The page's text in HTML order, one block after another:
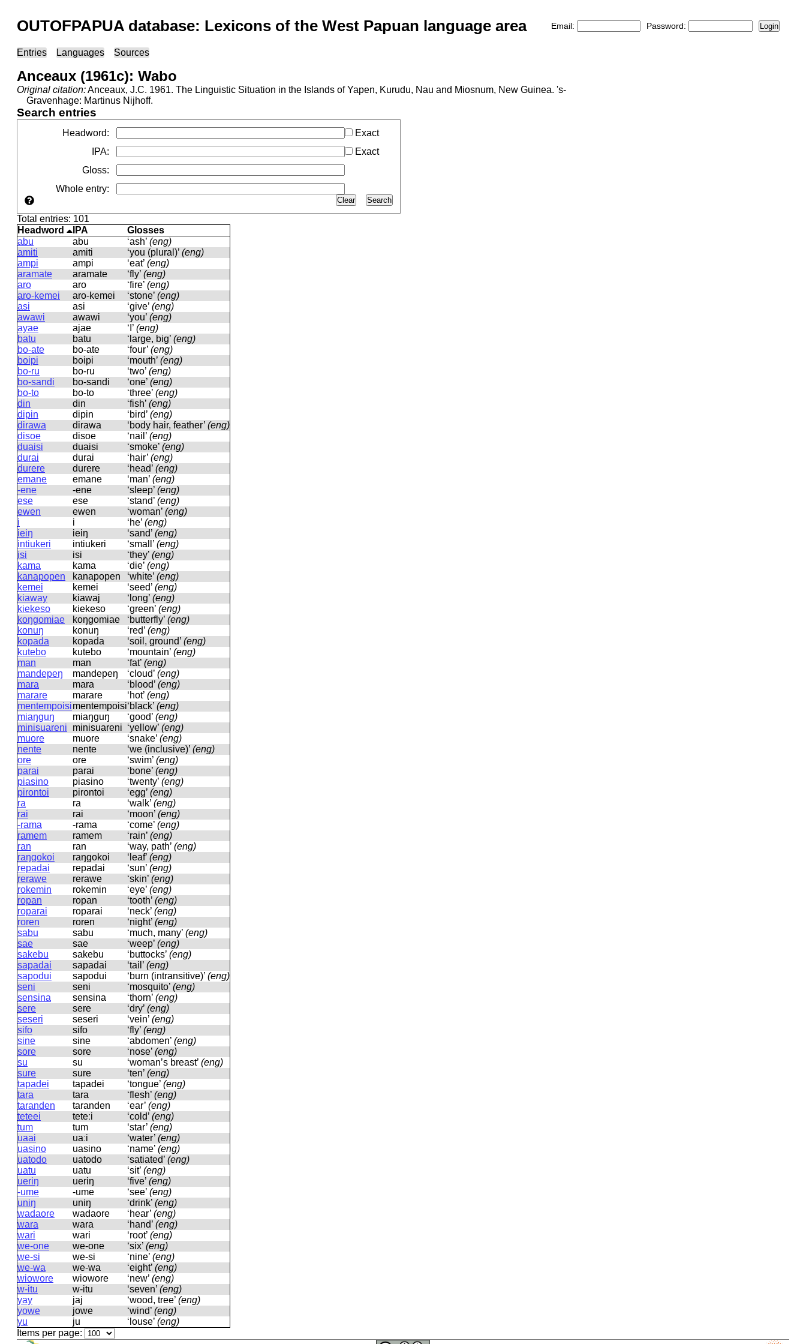
OUTOFPAPUA database: Lexicons of the West Papuan language area Email: Password: Login
Entries Languages Sources
Anceaux (1961c): Wabo
Original citation:Anceaux, J.C. 1961. The Linguistic Situation in the Islands of Yapen, Kurudu, Nau and Miosnum, New Guinea. 's-
Gravenhage: Martinus Nijhoff.
Search entries
Headword:
Exact
IPA:
Exact
Gloss:
Whole entry:
Search
Clear
Total entries: 101
Headword
IPA
Glosses
abu
abu ‘ash’ (eng)
amiti
amiti ‘you (plural)’ (eng)
ampi
ampi ‘eat’ (eng)
aramate
aramate ‘fly’ (eng)
aro
aro ‘fire’ (eng)
aro-kemei
aro-kemei ‘stone’ (eng)
asi
asi ‘give’ (eng)
awawi
awawi ‘you’ (eng)
ayae
ajae ‘I’ (eng)
batu
batu ‘large, big’ (eng)
bo-ate
bo-ate ‘four’ (eng)
boipi
boipi ‘mouth’ (eng)
bo-ru
bo-ru ‘two’ (eng)
bo-sandi
bo-sandi ‘one’ (eng)
bo-to
bo-to ‘three’ (eng)
din
din ‘fish’ (eng)
dipin
dipin ‘bird’ (eng)
dirawa
dirawa ‘body hair, feather’ (eng)
disoe
disoe ‘nail’ (eng)
duaisi
duaisi ‘smoke’ (eng)
durai
durai ‘hair’ (eng)
durere
durere ‘head’ (eng)
emane
emane ‘man’ (eng)
-ene
-ene ‘sleep’ (eng)
ese
ese ‘stand’ (eng)
ewen
ewen ‘woman’ (eng)
i
i ‘he’ (eng)
ieiŋ
ieiŋ ‘sand’ (eng)
intiukeri
intiukeri ‘small’ (eng)
isi
isi ‘they’ (eng)
kama
kama ‘die’ (eng)
kanapopen
kanapopen ‘white’ (eng)
kemei
kemei ‘seed’ (eng)
kiaway
kiawaj ‘long’ (eng)
kiekeso
kiekeso ‘green’ (eng)
koŋgomiae
koŋɡomiae ‘butterfly’ (eng)
konuŋ
konuŋ ‘red’ (eng)
kopada
kopada ‘soil, ground’ (eng)
kutebo
kutebo ‘mountain’ (eng)
man
man ‘fat’ (eng)
mandepeŋ
mandepeŋ ‘cloud’ (eng)
mara
mara ‘blood’ (eng)
marare
marare ‘hot’ (eng)
mentempoisimentempoisi‘black’ (eng)
miaŋguŋ
miaŋɡuŋ ‘good’ (eng)
minisuareni
minisuareni ‘yellow’ (eng)
muore
muore ‘snake’ (eng)
nente
nente ‘we (inclusive)’ (eng)
ore
ore ‘swim’ (eng)
parai
parai ‘bone’ (eng)
piasino
piasino ‘twenty’ (eng)
pirontoi
pirontoi ‘egg’ (eng)
ra
ra ‘walk’ (eng)
rai
rai ‘moon’ (eng)
-rama
-rama ‘come’ (eng)
ramem
ramem ‘rain’ (eng)
ran
ran ‘way, path’ (eng)
raŋgokoi
raŋɡokoi ‘leaf’ (eng)
repadai
repadai ‘sun’ (eng)
rerawe
rerawe ‘skin’ (eng)
rokemin
rokemin ‘eye’ (eng)
ropan
ropan ‘tooth’ (eng)
roparai
roparai ‘neck’ (eng)
roren
roren ‘night’ (eng)
sabu
sabu ‘much, many’ (eng)
sae
sae ‘weep’ (eng)
sakebu
sakebu ‘buttocks’ (eng)
sapadai
sapadai ‘tail’ (eng)
sapodui
sapodui ‘burn (intransitive)’ (eng)
seni
seni ‘mosquito’ (eng)
sensina
sensina ‘thorn’ (eng)
sere
sere ‘dry’ (eng)
seseri
seseri ‘vein’ (eng)
sifo
sifo ‘fly’ (eng)
sine
sine ‘abdomen’ (eng)
sore
sore ‘nose’ (eng)
su
su ‘woman’s breast’ (eng)
sure
sure ‘ten’ (eng)
tapadei
tapadei ‘tongue’ (eng)
tara
tara ‘flesh’ (eng)
taranden
taranden ‘ear’ (eng)
teteei
teteːi ‘cold’ (eng)
tum
tum ‘star’ (eng)
uaai
uaːi ‘water’ (eng)
uasino
uasino ‘name’ (eng)
uatodo
uatodo ‘satiated’ (eng)
uatu
uatu ‘sit’ (eng)
ueriŋ
ueriŋ ‘five’ (eng)
-ume
-ume ‘see’ (eng)
uniŋ
uniŋ ‘drink’ (eng)
wadaore
wadaore ‘hear’ (eng)
wara
wara ‘hand’ (eng)
wari
wari ‘root’ (eng)
we-one
we-one ‘six’ (eng)
we-si
we-si ‘nine’ (eng)
we-wa
we-wa ‘eight’ (eng)
wiowore
wiowore ‘new’ (eng)
w-itu
w-itu ‘seven’ (eng)
yay
jaj ‘wood, tree’ (eng)
yowe
jowe ‘wind’ (eng)
yu
ju ‘louse’ (eng)
Items per page: